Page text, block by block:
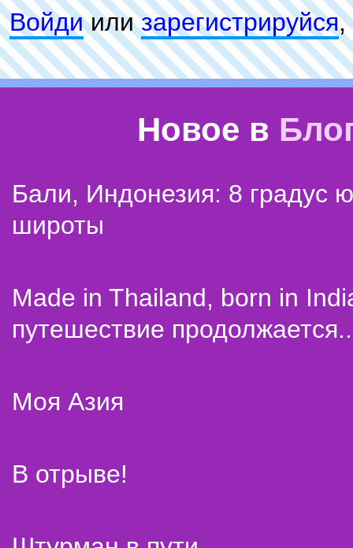
Войдиилизарeгиcтpируйся,
Новое в
Бали, Индонезия: 8 градус
широты
Made in Thailand, born in
путешествие
Моя Азия
В отрыве!